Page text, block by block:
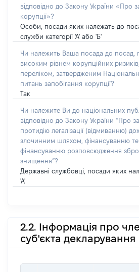
відповідно до Закону України «Про
корупції»?
Особи, посади яких належать до
служби категорії 'А' або 'Б'
Чи належить Ваша посада до посад,
високим рівнем корупційних
переліком, затвердженим
питань запобігання корупції?
Так
Чи належите Ви до національних
відповідно до Закону України “Про
протидію легалізації (відмиванню)
злочинним шляхом, фінансуванню
фінансуванню розповсюдження
знищення”?
Державні службовці, посади яких
'А'
2.2. Інформація про
суб'єкта декларування